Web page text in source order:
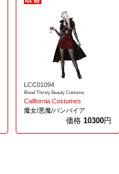
LCC01094
Blood Thirsty Beauty Costume
California Costumes
魔女/悪魔/バンパイア
価格 10300円